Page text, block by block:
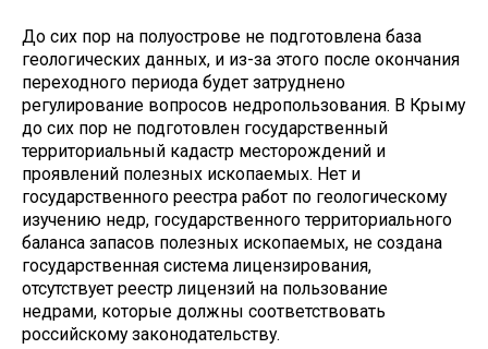
До сих пор на полуострове не подготовлена база
геологических данных, и из-за этого после окончания
переходного периода будет затруднено
регулирование вопросов недропользования. В Крыму
до сих пор не подготовлен государственный
территориальный кадастр месторождений и
проявлений полезных ископаемых. Нет и
государственного реестра работ по геологическому
изучению недр, государственного территориального
баланса запасов полезных ископаемых, не создана
государственная система лицензирования,
отсутствует реестр лицензий на пользование
недрами, которые должны соответствовать
российскому законодательству.